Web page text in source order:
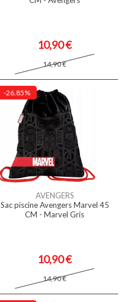
10,90 €
14,90 €
-26.85%
AVENGERS
Sac piscine Avengers Marvel 45
CM - Marvel Gris
10,90 €
14,90 €